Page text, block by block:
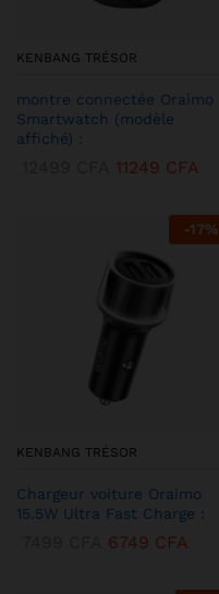
KENBANG TRÉSOR
montre connectée Oraimo
Smartwatch (modèle
affiché) :
11249 CFA
-17%
KENBANG TRÉSOR
Chargeur voiture Oraimo
15.5W Ultra Fast Charge :
6749 CFA